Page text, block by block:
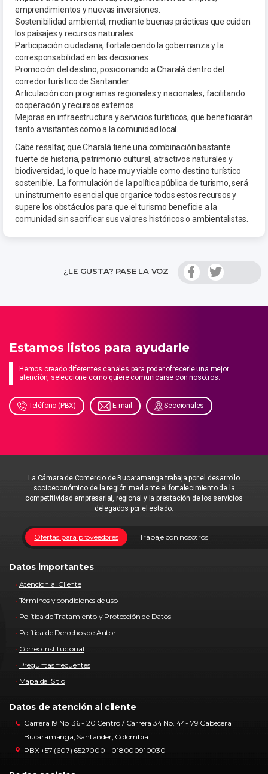
emprendimientos y nuevas inversiones.
Sostenibilidad ambiental, mediante buenas prácticas que cuiden
los paisajes y recursos naturales.
Participación ciudadana, fortaleciendo la gobernanza y la
corresponsabilidad en las decisiones.
Promoción del destino, posicionando a Charalá dentro del
corredor turístico de Santander.
Articulación con programas regionales y nacionales, facilitando
cooperación y recursos externos.
Mejoras en infraestructura y servicios turísticos, que beneficiarán
tanto a visitantes como a la comunidad local.
Cabe resaltar, que Charalá tiene una combinación bastante
fuerte de historia, patrimonio cultural, atractivos naturales y
biodiversidad, lo que lo hace muy viable como destino turístico
sostenible. La formulación de la política pública de turismo, será
un instrumento esencial que organice todos estos recursos y
supere los obstáculos para que el turismo beneficie a la
comunidad sin sacrificar sus valores históricos o ambientalistas.
¿LE GUSTA? PASE LA VOZ
Estamos listos para ayudarle
Hemos creado diferentes canales para poder ofrecerle una mejor
atención, seleccione como quiere comunicarse con nosotros.
Teléfono (PBX) E-mail Seccionales
La Cámara de Comercio de Bucaramanga trabaja por el desarrollo
socioeconómico de la región mediante el fortalecimiento de la
competitividad empresarial, regional y la prestación de los servicios
delegados por el estado.
Trabaje con nosotros
Ofertas para proveedores
Datos importantes
Atencion al Cliente
Términos y condiciones de uso
Política de Tratamiento y Protección de Datos
Política de Derechos de Autor
Correo Institucional
Preguntas frecuentes
Mapa del Sitio
Datos de atención al cliente
Carrera 19 No. 36 - 20 Centro / Carrera 34 No. 44- 79 Cabecera
Bucaramanga, Santander, Colombia
PBX +57 (607) 6527000 - 018000910030